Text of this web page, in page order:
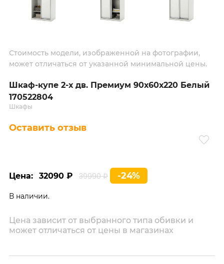
Стоимость модели, изображенной на фотографии,
может отличаться от указанной минимальной цены.
Шкаф-купе 2-х дв. Премиум 90х60х220 Белый
170522804
Шкафы
Оставить отзыв
Цена: 32090 ₽ 39990 ₽ -24%
В наличии.
Цена зависит от выбранного типа обивки и
может отличаться от цены в магазинах